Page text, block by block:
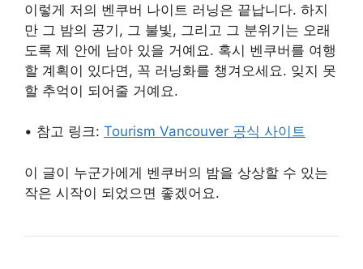
이렇게 저의 벤쿠버 나이트 러닝은 끝납니다. 하지
만 그 밤의 공기, 그 불빛, 그리고 그 분위기는 오래
도록 제 안에 남아 있을 거예요. 혹시 벤쿠버를 여행
할 계획이 있다면, 꼭 러닝화를 챙겨오세요. 잊지 못
할 추억이 되어줄 거예요.
• 참고 링크: Tourism Vancouver 공식 사이트
이 글이 누군가에게 벤쿠버의 밤을 상상할 수 있는
작은 시작이 되었으면 좋겠어요.